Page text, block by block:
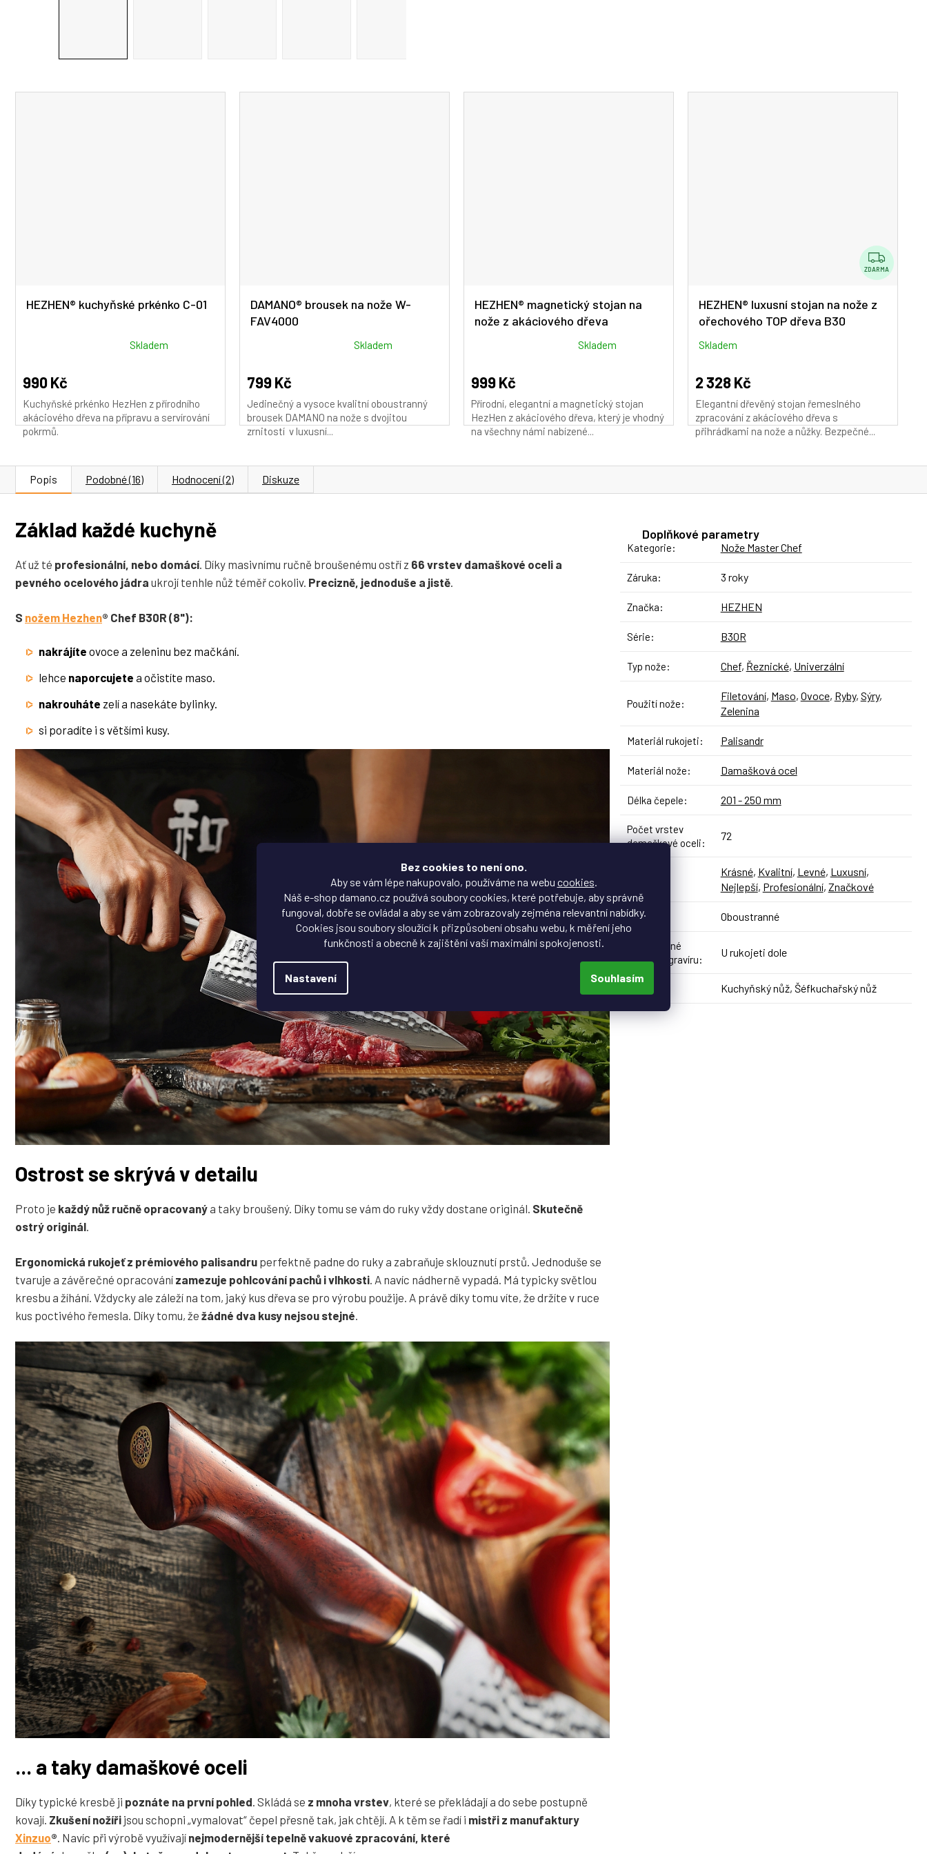
Bez cookies to není ono.
Aby se vám lépe nakupovalo, používáme na webu cookies.
Náš e-shop damano.cz používá soubory cookies, které potřebuje, aby správně
fungoval, dobře se ovládal a aby se vám zobrazovaly zejména relevantní nabídky.
Cookies jsou soubory sloužící k přizpůsobení obsahu webu, k měření jeho
funkčnosti a obecně k zajištění vaší maximální spokojenosti.
Nastavení Souhlasím
HEZHEN® kuchyňské prkénko C-01
produktu
je
5,0
z
5
Skladem
990 Kč
Kuchyňské prkénko HezHen z přírodního
akáciového dřeva na přípravu a servírování
pokrmů.
DAMANO® brousek na nože W-
FAV4000
produktu
je
5,0
z
5
Skladem
799 Kč
Jedinečný a vysoce kvalitní oboustranný
brousek DAMANO na nože s dvojitou
zrnitostí v luxusní...
HEZHEN® magnetický stojan na
nože z akáciového dřeva
produktu
je
4,9
z
5
Skladem
999 Kč
Přírodní, elegantní a magnetický stojan
HezHen z akáciového dřeva, který je vhodný
na všechny námi nabízené...
Z
D
ZDARMA
HEZHEN® luxusní stojan na nože z
ořechového TOP dřeva B30
Skladem
2 328 Kč
Elegantní dřevěný stojan řemeslného
zpracování z akáciového dřeva s
přihrádkami na nože a nůžky. Bezpečné...
Popis Podobné (16) Hodnocení (2) Diskuze
Základ každé kuchyně
Ať už té profesionální, nebo domácí . Díky masivnímu ručně broušenému ostří z 66 vrstev damaškové oceli a
pevného ocelového jádra ukrojí tenhle nůž téměř cokoliv. Precizně, jednoduše a jistě
S nožem Hezhen® Chef B30R (8"):
nakrájíte ovoce a zeleninu bez mačkání.
lehce naporcujete a očistíte maso.
nakrouháte zelí a nasekáte bylinky.
si poradíte i s většími kusy.
Ostrost se skrývá v detailu
Proto je každý nůž ručně opracovanýa taky broušený. Díky tomu se vám do ruky vždy dostane originál. Skutečně
ostrý originál.
Ergonomická rukojeť z prémiového palisandru perfektně padne do ruky a zabraňuje sklouznutí prstů. Jednoduše se
tvaruje a závěrečné opracování zamezuje pohlcování pachů i vlhkosti. A navíc nádherně vypadá. Má typicky světlou
kresbu a žíhání. Vždycky ale záleží na tom, jaký kus dřeva se pro výrobu použije. A právě díky tomu víte, že držíte v ruce
kus poctivého řemesla. Díky tomu, že žádné dva kusy nejsou stejné.
... a taky damaškové oceli
Díky typické kresbě ji poznáte na první pohled. Skládá se z mnoha vrstev, které se překládají a do sebe postupně
kovají. Zkušení nožíři jsou schopni „vymalovat“ čepel přesně tak, jak chtějí. A k těm se řadí i mistři z manufaktury
Xinzuo®. Navíc při výrobě využívají nejmodernější tepelně vakuové zpracování, které
Doplňkové parametry
Kategorie: Nože Master Chef
Záruka: 3 roky
Značka: HEZHEN
Série: B30R
Typ nože: Chef, Řeznické, Univerzální
Použití nože:
Filetování, Maso, Ovoce, Ryby, Sýry,
Zelenina
Materiál rukojeti: Palisandr
Materiál nože: Damašková ocel
Délka čepele: 201 - 250 mm
Počet vrstev
damaškové oceli:
72
Krásné, Kvalitní, Levné, Luxusní,
Nejlepší, Profesionální, Značkové
Broušení Oboustranné
Doporučené
umístění gravíru:
U rukojeti dole
Kuchyňský nůž, Šéfkuchařský nůž